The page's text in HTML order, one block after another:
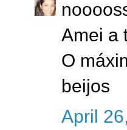
Amei a
O
beijos
April